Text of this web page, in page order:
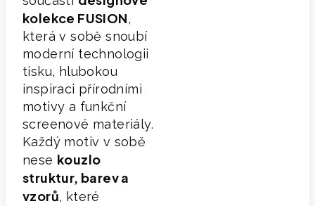
kolekce FUSION,
která v sobě snoubí
moderní technologii
tisku, hlubokou
inspiraci přírodními
motivy a funkční
screenové materiály.
Každý motiv v sobě
nese kouzlo
struktur, barev a
vzorů, které